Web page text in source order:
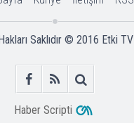
Saklıdır © 2016 Etki TV
Haber Scripti